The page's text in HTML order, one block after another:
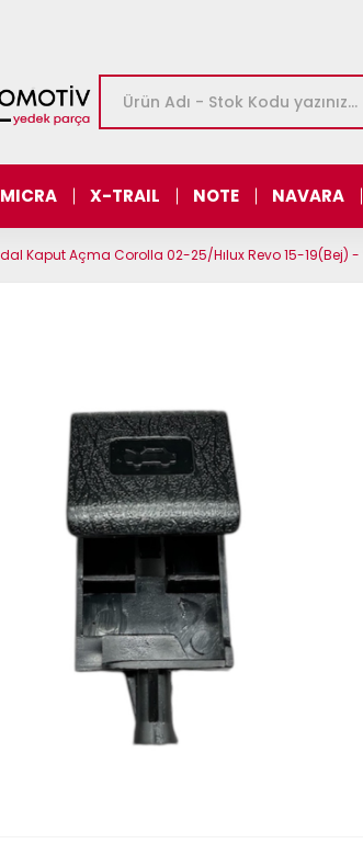
MICRA X-TRAIL NOTE NAVARA
Kaput Açma Corolla 02-25/Hılux Revo 15-19(Bej) -